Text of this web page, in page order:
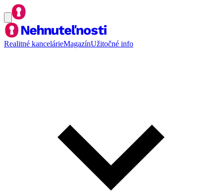
Realitné kancelárieMagazínUžitočné info